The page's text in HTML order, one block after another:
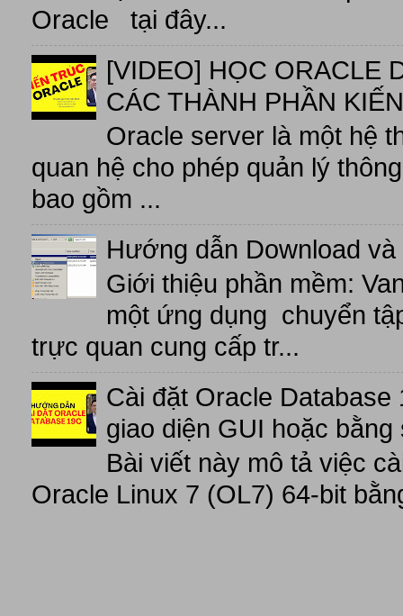
Oracle tại đây...
[VIDEO] HỌC ORACLE
CÁC THÀNH PHẦN
Oracle server là một hệ
quan hệ cho phép quản lý
bao gồm ...
Hướng dẫn Download
Giới thiệu phần mềm:
một ứng dụng chuyển
trực quan cung cấp tr...
Cài đặt Oracle
giao diện GUI hoặc bằng
Bài viết này mô tả việc
Oracle Linux 7 (OL7) 64-bit